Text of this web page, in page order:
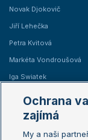
Novak Djokovič
Jiří Lehečka
Petra Kvitová
Markéta Vondroušová
Iga Swiatek
Žebříčky
Žebříček ATP (muži)
Ochrana
zajímá
My a naši